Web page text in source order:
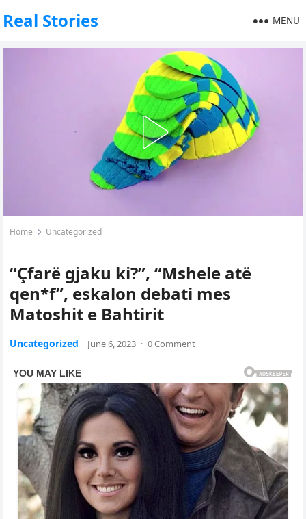
Real Stories MENU
Home Uncategorized
“Çfarë gjaku ki?”, “Mshele atë
qen*f”, eskalon debati mes
Matoshit e Bahtirit
Uncategorized June 6, 2023 · 0 Comment